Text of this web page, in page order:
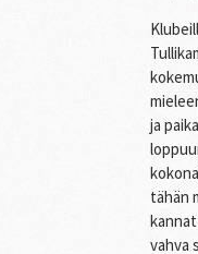
ja
tähän
vahva